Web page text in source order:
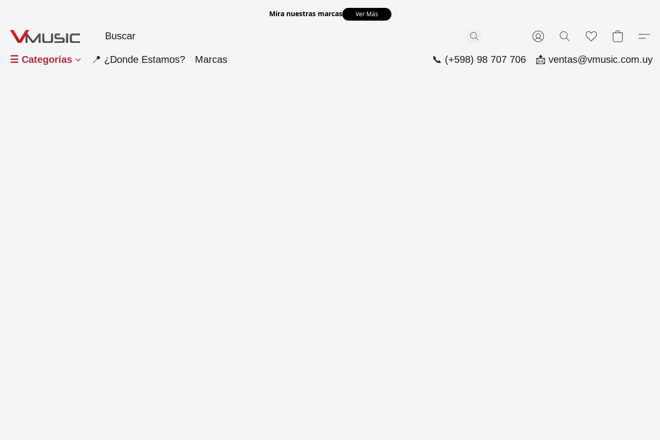
Mira nuestras marcas Ver Más
☰ Categorías 📍 ¿Donde Estamos? Marcas 📞 (+598) 98 707 706 📩 ventas@vmusic.com.uy